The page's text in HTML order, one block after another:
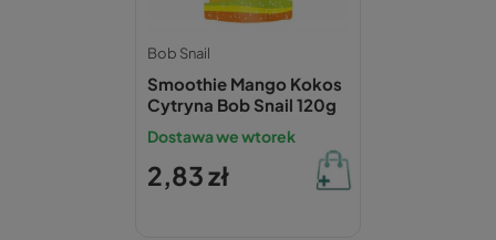
Bob Snail
Smoothie Mango Kokos
Cytryna Bob Snail 120g
Dostawa we wtorek
2,83 zł